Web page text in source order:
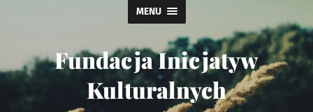
MENU
Fundacja Inicjatyw
Kulturalnych